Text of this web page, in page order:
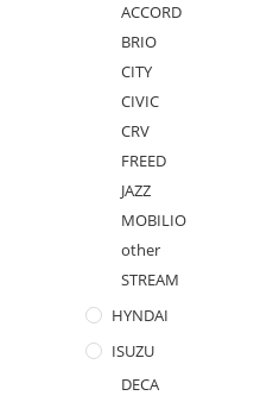
ACCORD
BRIO
CITY
CIVIC
CRV
FREED
JAZZ
MOBILIO
other
STREAM
HYNDAI
ISUZU
DECA